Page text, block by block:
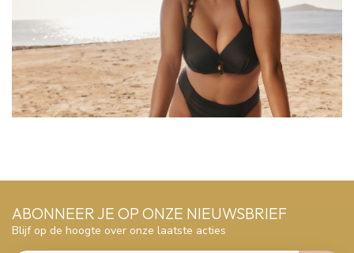
ABONNEER JE OP ONZE NIEUWSBRIEF
Blijf op de hoogte over onze laatste acties